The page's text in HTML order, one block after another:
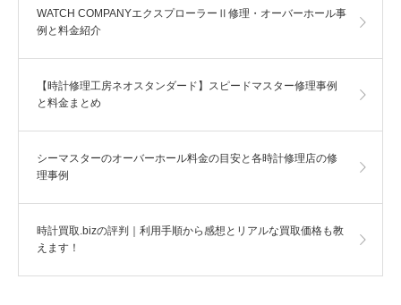
WATCH COMPANYエクスプローラーⅡ修理・オーバーホール事
例と料金紹介
【時計修理工房ネオスタンダード】スピードマスター修理事例
と料金まとめ
シーマスターのオーバーホール料金の目安と各時計修理店の修
理事例
時計買取.bizの評判｜利用手順から感想とリアルな買取価格も教
えます！